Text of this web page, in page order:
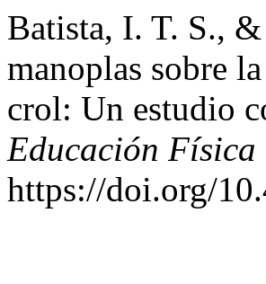
Batista, I. T. S.,
manoplas sobre
crol: Un estudio
Educación Física
https://doi.org/